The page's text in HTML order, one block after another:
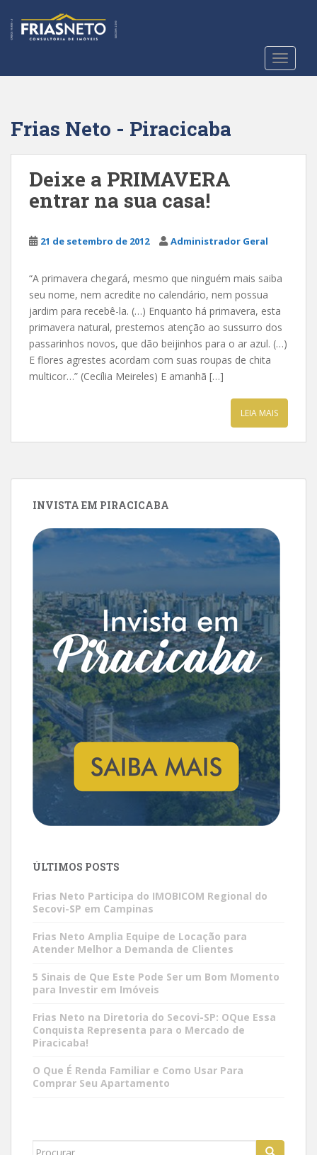
t
Frias Neto - Piracicaba
Deixe a PRIMAVERA
entrar na sua casa!
21 de setembro de 2012 Administrador Geral
“A primavera chegará, mesmo que ninguém mais saiba
seu nome, nem acredite no calendário, nem possua
jardim para recebê-la. (…) Enquanto há primavera, esta
primavera natural, prestemos atenção ao sussurro dos
passarinhos novos, que dão beijinhos para o ar azul. (…)
E flores agrestes acordam com suas roupas de chita
multicor…” (Cecília Meireles) E amanhã […]
LEIA MAIS
INVISTA EM PIRACICABA
ÚLTIMOS POSTS
Frias Neto Participa do IMOBICOM Regional do
Secovi-SP em Campinas
Frias Neto Amplia Equipe de Locação para
Atender Melhor a Demanda de Clientes
5 Sinais de Que Este Pode Ser um Bom Momento
para Investir em Imóveis
Frias Neto na Diretoria do Secovi-SP: OQue Essa
Conquista Representa para o Mercado de
Piracicaba!
O Que É Renda Familiar e Como Usar Para
Comprar Seu Apartamento
Search